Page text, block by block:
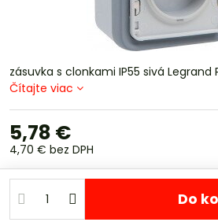
zásuvka s clonkami IP55 sivá Legrand
Čítajte viac
5,78 €
4,70 € bez DPH
Do